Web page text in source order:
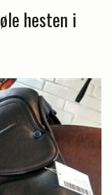
hesten i